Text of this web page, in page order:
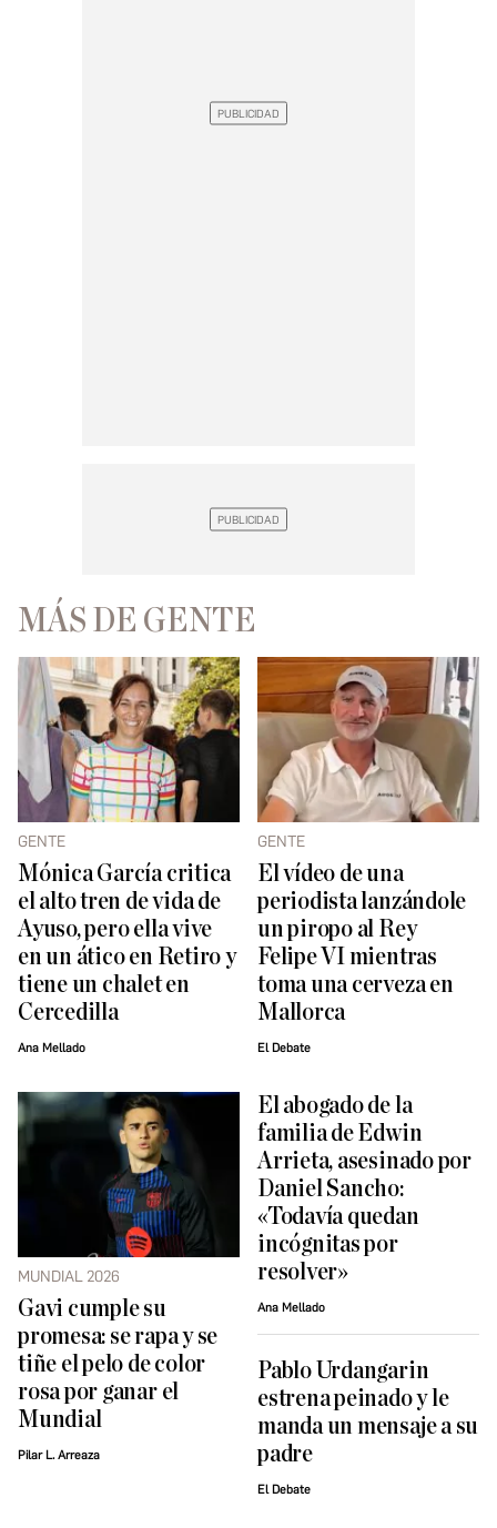
MÁS DE GENTE
GENTE
Mónica García critica
el alto tren de vida de
Ayuso, pero ella vive
en un ático en Retiro y
tiene un chalet en
Cercedilla
Ana Mellado
GENTE
El vídeo de una
periodista lanzándole
un piropo al Rey
Felipe VI mientras
toma una cerveza en
Mallorca
El Debate
MUNDIAL 2026
Gavi cumple su
promesa: se rapa y se
tiñe el pelo de color
rosa por ganar el
Mundial
Pilar L. Arreaza
El abogado de la
familia de Edwin
Arrieta, asesinado por
Daniel Sancho:
«Todavía quedan
incógnitas por
resolver»
Ana Mellado
Pablo Urdangarin
estrena peinado y le
manda un mensaje a su
padre
El Debate